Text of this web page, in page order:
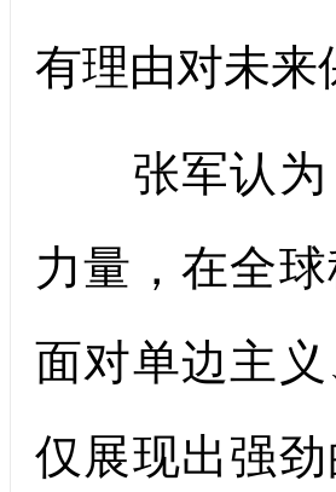
有理由对未来
张军认为
力量，在全
面对单边主
仅展现出强